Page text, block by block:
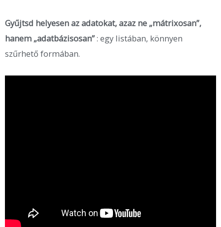
Gyűjtsd helyesen az adatokat, azaz ne „mátrixosan”,
hanem „adatbázisosan”: egy listában, könnyen
szűrhető formában.